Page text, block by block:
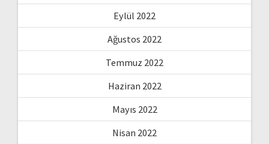
Eylül 2022
Ağustos 2022
Temmuz 2022
Haziran 2022
Mayıs 2022
Nisan 2022